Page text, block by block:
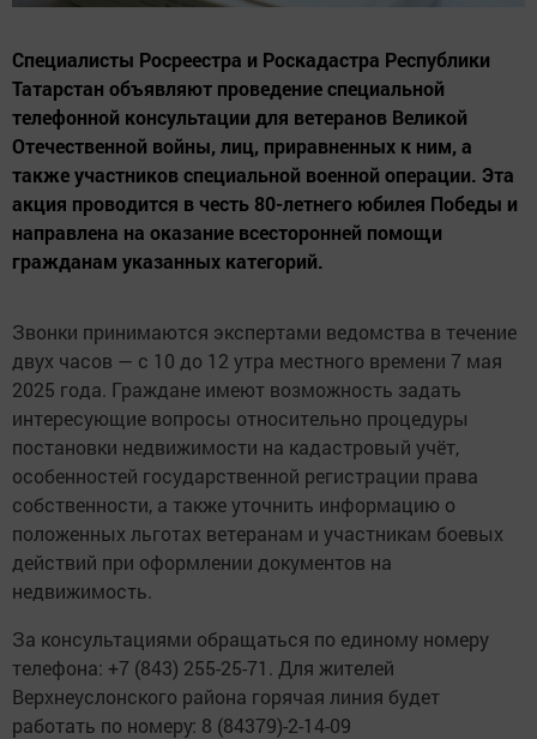
Специалисты Росреестра и Роскадастра Республики
Татарстан объявляют проведение специальной
телефонной консультации для ветеранов Великой
Отечественной войны, лиц, приравненных к ним, а
также участников специальной военной операции. Эта
акция проводится в честь 80-летнего юбилея Победы и
направлена на оказание всесторонней помощи
гражданам указанных категорий.
Звонки принимаются экспертами ведомства в течение
двух часов — с 10 до 12 утра местного времени 7 мая
2025 года. Граждане имеют возможность задать
интересующие вопросы относительно процедуры
постановки недвижимости на кадастровый учёт,
особенностей государственной регистрации права
собственности, а также уточнить информацию о
положенных льготах ветеранам и участникам боевых
действий при оформлении документов на
недвижимость.
За консультациями обращаться по единому номеру
телефона: +7 (843) 255-25-71. Для жителей
Верхнеуслонского района горячая линия будет
работать по номеру: 8 (84379)-2-14-09